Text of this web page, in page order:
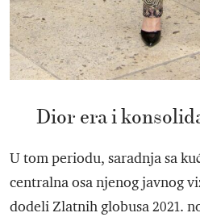
Dior era i
U tom periodu, saradnja sa
centralna osa njenog javnog
dodeli Zlatnih globusa 2021.